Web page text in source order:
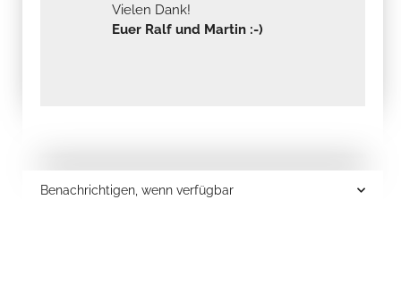
Vielen Dank!
Euer Ralf und Martin :-)
Benachrichtigen, wenn verfügbar